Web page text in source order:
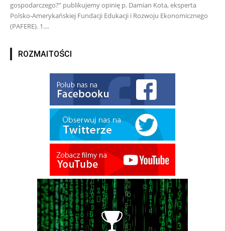
gospodarczego?” publikujemy opinię p. Damian Kota, eksperta
Polsko-Amerykańskiej Fundacji Edukacji i Rozwoju Ekonomicznego
(PAFERE). 1....
ROZMAITOŚCI